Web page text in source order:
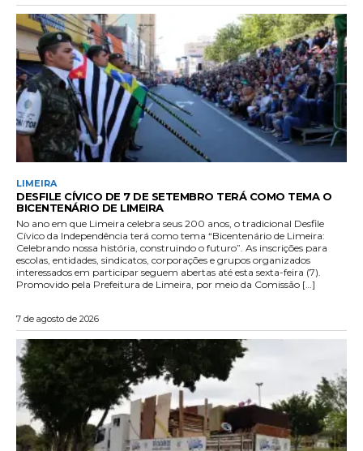
LIMEIRA
DESFILE CÍVICO DE 7 DE SETEMBRO TERÁ COMO TEMA O
BICENTENÁRIO DE LIMEIRA
No ano em que Limeira celebra seus 200 anos, o tradicional Desfile
Cívico da Independência terá como tema “Bicentenário de Limeira:
Celebrando nossa história, construindo o futuro”. As inscrições para
escolas, entidades, sindicatos, corporações e grupos organizados
interessados em participar seguem abertas até esta sexta-feira (7).
Promovido pela Prefeitura de Limeira, por meio da Comissão […]
7 de agosto de 2026